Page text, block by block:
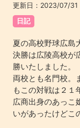
更新日： 2023/07/31
日記
夏の高校野球広島
決勝は広陵高校が
勝いたしました。
両校とも名門校。
もこの対戦は２１
広商出身のあっこ
いがあったけどこ